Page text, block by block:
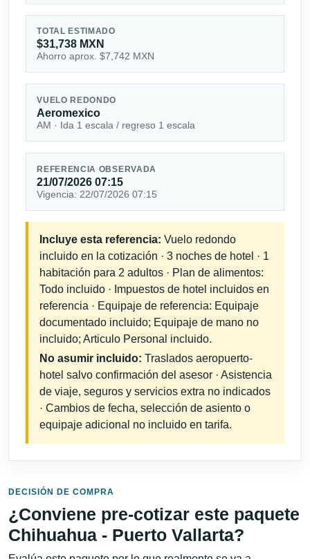
TOTAL ESTIMADO
$31,738 MXN
Ahorro aprox. $7,742 MXN
VUELO REDONDO
Aeromexico
AM · Ida 1 escala / regreso 1 escala
REFERENCIA OBSERVADA
21/07/2026 07:15
Vigencia: 22/07/2026 07:15
Incluye esta referencia: Vuelo redondo
incluido en la cotización · 3 noches de hotel · 1
habitación para 2 adultos · Plan de alimentos:
Todo incluido · Impuestos de hotel incluidos en
referencia · Equipaje de referencia: Equipaje
documentado incluido; Equipaje de mano no
incluido; Articulo Personal incluido.
No asumir incluido: Traslados aeropuerto-
hotel salvo confirmación del asesor · Asistencia
de viaje, seguros y servicios extra no indicados
· Cambios de fecha, selección de asiento o
equipaje adicional no incluido en tarifa.
DECISIÓN DE COMPRA
¿Conviene pre-cotizar este paquete
Chihuahua - Puerto Vallarta?